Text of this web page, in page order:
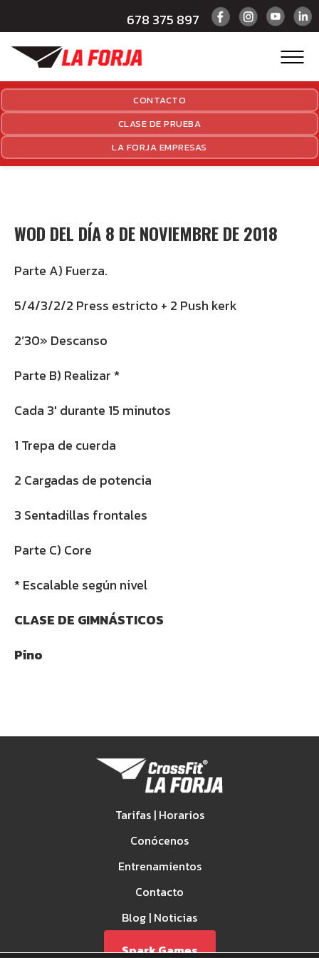
678 375 897
CONTACTO
CLASE DE PRUEBA
LA FORJA EMPRESAS
WOD DEL DÍA 8 DE NOVIEMBRE DE 2018
Parte A) Fuerza.
5/4/3/2/2 Press estricto + 2 Push kerk
2’30» Descanso
Parte B) Realizar *
Cada 3′ durante 15 minutos
1 Trepa de cuerda
2 Cargadas de potencia
3 Sentadillas frontales
Parte C) Core
* Escalable según nivel
CLASE DE GIMNÁSTICOS
Pino
Tarifas | Horarios
Conócenos
Entrenamientos
Contacto
Blog | Noticias
Spark Games